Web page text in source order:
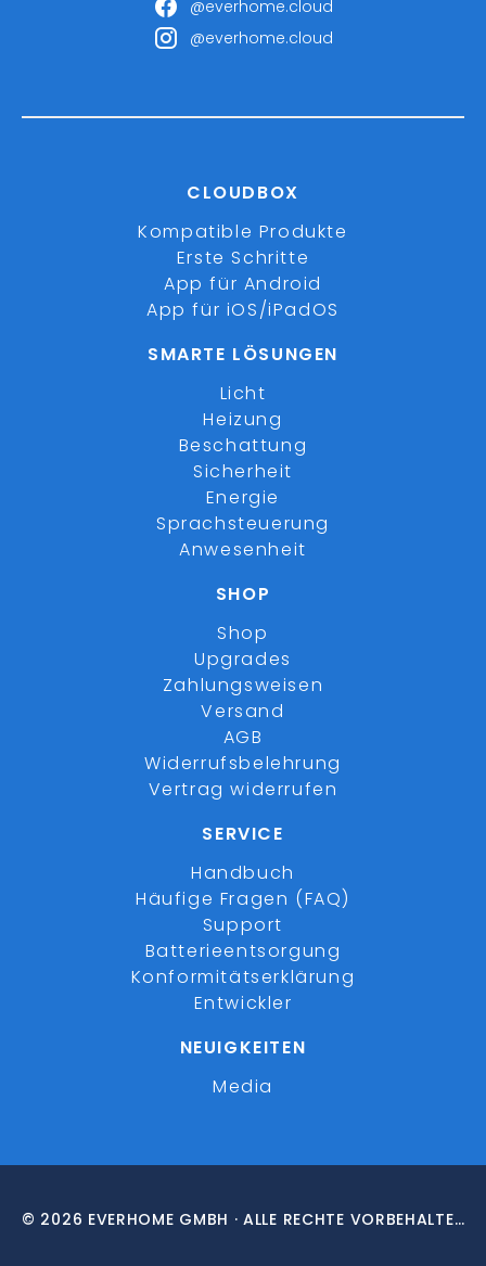
@everhome.cloud
@everhome.cloud
CLOUDBOX
Kompatible Produkte
Erste Schritte
App für Android
App für iOS/iPadOS
SMARTE LÖSUNGEN
Licht
Heizung
Beschattung
Sicherheit
Energie
Sprachsteuerung
Anwesenheit
SHOP
Shop
Upgrades
Zahlungsweisen
Versand
AGB
Widerrufsbelehrung
Vertrag widerrufen
SERVICE
Handbuch
Häufige Fragen (FAQ)
Support
Batterieentsorgung
Konformitätserklärung
Entwickler
NEUIGKEITEN
Media
© 2026 EVERHOME GMBH · ALLE RECHTE VORBEHALTEN